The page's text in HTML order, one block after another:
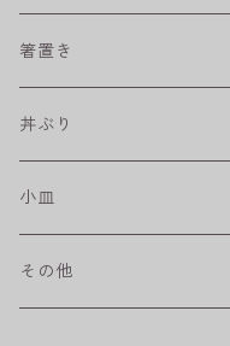
藍駒
ワビカップ
ハンディ小皿
和ミモザ
取皿
盛皿
カレー＆パスタ皿
フリーカップ
そば猪口
水差し
箸置き
丼ぶり
小皿
その他